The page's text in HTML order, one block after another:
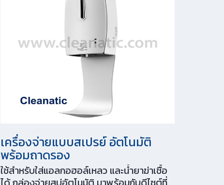
เครื่องจ่ายแบบสเปรย์ อัตโนมัติ
พร้อมถาดรอง
ใช้สำหรับใส่แอลกอฮอล์เหลว และน้ำยาฆ่าเชื้อ